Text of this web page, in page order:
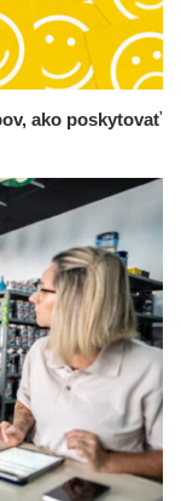
ako poskytovať